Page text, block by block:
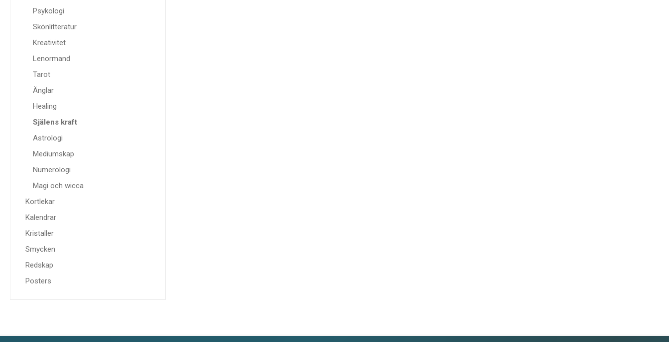
Psykologi
Skönlitteratur
Kreativitet
Lenormand
Tarot
Änglar
Healing
Själens kraft
Astrologi
Mediumskap
Numerologi
Magi och wicca
Kortlekar
Kalendrar
Kristaller
Smycken
Redskap
Posters